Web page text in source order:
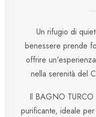
Un rifugio di
benessere prende
offrire
nella serenità del
Il BAGNO
purificante, ideale